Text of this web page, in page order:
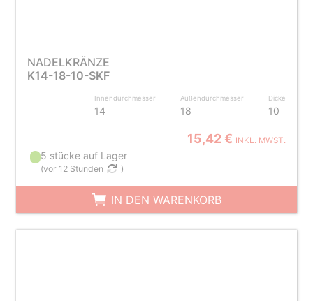
NADELKRÄNZE
K14-18-10-SKF
Innendurchmesser
14
Außendurchmesser
18
Dicke
10
15,42 € INKL. MWST.
5 stücke auf Lager
(vor 12 Stunden )
IN DEN WARENKORB